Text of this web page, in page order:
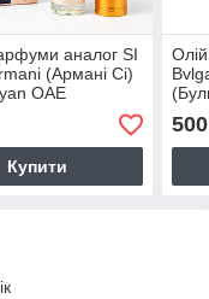
аналог SI
(Армані Сі)
ОАЕ
Купити
500